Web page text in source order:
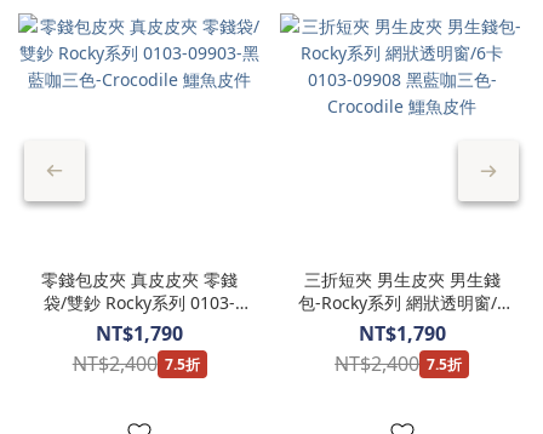
零錢包皮夾 真皮皮夾 零錢
袋/雙鈔 Rocky系列 0103-
09903-黑藍咖三色-
Crocodile 鱷魚皮件
NT$1,790
NT$2,400 7.5折
三折短夾 男生皮夾 男生錢
包-Rocky系列 網狀透明窗/6
卡 0103-09908 黑藍咖三色-
Crocodile 鱷魚皮件
NT$1,790
NT$2,400 7.5折